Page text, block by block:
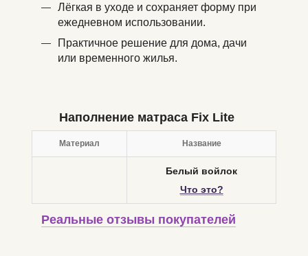
Лёгкая в уходе и сохраняет форму при
ежедневном использовании.
Практичное решение для дома, дачи
или временного жилья.
Наполнение матраса Fix Lite
Материал Название
Белый войлок
Что это?
Реальные отзывы покупателей